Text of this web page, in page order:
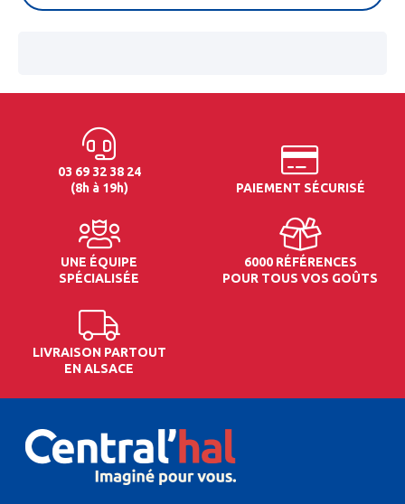
03 69 32 38 24
(8h à 19h)
PAIEMENT SÉCURISÉ
UNE ÉQUIPE
SPÉCIALISÉE
6000 RÉFÉRENCES
POUR TOUS VOS GOÛTS
LIVRAISON PARTOUT
EN ALSACE